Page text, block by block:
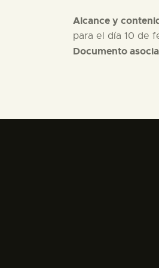
Alcance y
para el día 10 de
Documento